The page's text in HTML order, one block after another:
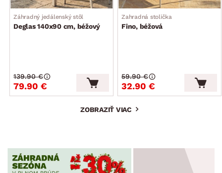
Záhradný jedálenský stôl
Deglas 140x90 cm, béžový
79.90 €
139.90 €
Zahradná stolička
Fino, béžová
32.90 €
59.90 €
ZOBRAZIŤ VIAC